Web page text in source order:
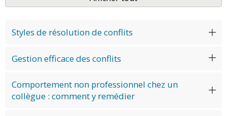
Styles de résolution de conflits
Gestion efficace des conflits
Comportement non professionnel chez un
collègue : comment y remédier